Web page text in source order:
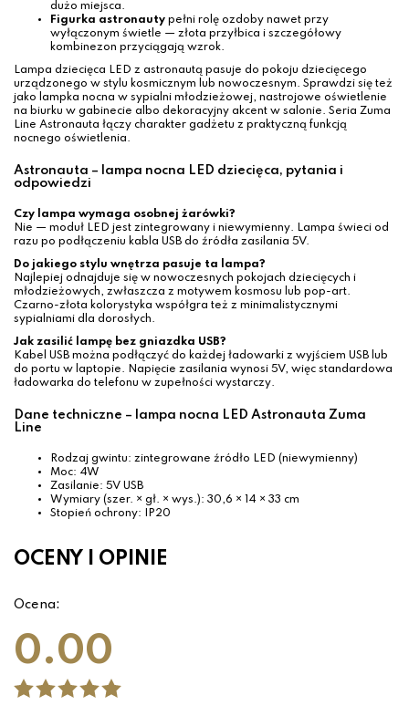
dużo miejsca.
Figurka astronauty pełni rolę ozdoby nawet przy
wyłączonym świetle — złota przyłbica i szczegółowy
kombinezon przyciągają wzrok.
Lampa dziecięca LED z astronautą pasuje do pokoju dziecięcego
urządzonego w stylu kosmicznym lub nowoczesnym. Sprawdzi się też
jako lampka nocna w sypialni młodzieżowej, nastrojowe oświetlenie
na biurku w gabinecie albo dekoracyjny akcent w salonie. Seria Zuma
Line Astronauta łączy charakter gadżetu z praktyczną funkcją
nocnego oświetlenia.
Astronauta – lampa nocna LED dziecięca, pytania i
odpowiedzi
Czy lampa wymaga osobnej żarówki?
Nie — moduł LED jest zintegrowany i niewymienny. Lampa świeci od
razu po podłączeniu kabla USB do źródła zasilania 5V.
Do jakiego stylu wnętrza pasuje ta lampa?
Najlepiej odnajduje się w nowoczesnych pokojach dziecięcych i
młodzieżowych, zwłaszcza z motywem kosmosu lub pop-art.
Czarno-złota kolorystyka współgra też z minimalistycznymi
sypialniami dla dorosłych.
Jak zasilić lampę bez gniazdka USB?
Kabel USB można podłączyć do każdej ładowarki z wyjściem USB lub
do portu w laptopie. Napięcie zasilania wynosi 5V, więc standardowa
ładowarka do telefonu w zupełności wystarczy.
Dane techniczne – lampa nocna LED Astronauta Zuma
Line
Rodzaj gwintu: zintegrowane źródło LED (niewymienny)
Moc: 4W
Zasilanie: 5V USB
Wymiary (szer. × gł. × wys.): 30,6 × 14 × 33 cm
Stopień ochrony: IP20
OCENY I OPINIE
Ocena:
0.00